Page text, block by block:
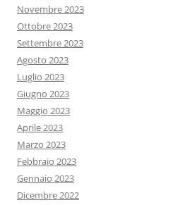
Novembre 2023
Ottobre 2023
Settembre 2023
Agosto 2023
Luglio 2023
Giugno 2023
Maggio 2023
Aprile 2023
Marzo 2023
Febbraio 2023
Gennaio 2023
Dicembre 2022